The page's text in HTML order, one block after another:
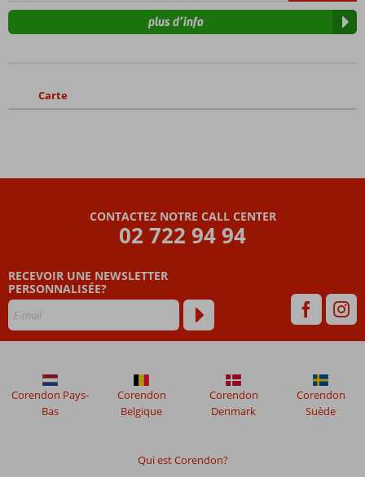
plus d’info
Carte
CONTACTEZ NOTRE CALL CENTER
02 722 94 94
RECEVOIR UNE NEWSLETTER
PERSONNALISÉE?
Qui est Corendon?
Corendon Pays-
Bas
Corendon
Belgique
Corendon
Denmark
Corendon
Suède